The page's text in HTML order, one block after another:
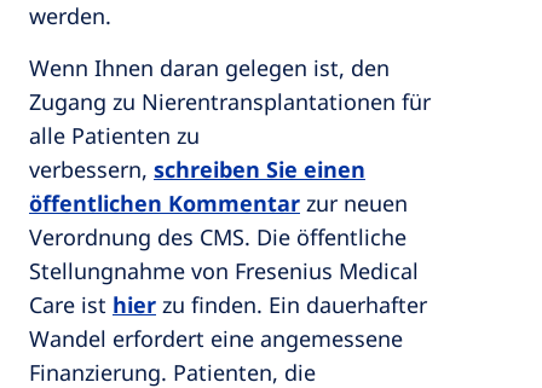
werden.
Wenn Ihnen daran gelegen ist, den
Zugang zu Nierentransplantationen für
alle Patienten zu
verbessern, schreiben Sie einen
öffentlichen Kommentar zur neuen
Verordnung des CMS. Die öffentliche
Stellungnahme von Fresenius Medical
Care ist hier zu finden. Ein dauerhafter
Wandel erfordert eine angemessene
Finanzierung. Patienten, die